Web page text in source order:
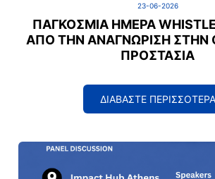
23-06-2026
ΠΑΓΚΌΣΜΙΑ ΗΜΈΡΑ
ΑΠΌ ΤΗΝ ΑΝΑΓΝΏΡΙΣΗ ΣΤΗΝ
ΠΡΟΣΤΑΣΊΑ
ΔΙΑΒΑΣΤΕ ΠΕΡΙΣΣΟΤΕΡΑ